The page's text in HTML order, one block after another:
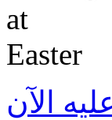
الآن